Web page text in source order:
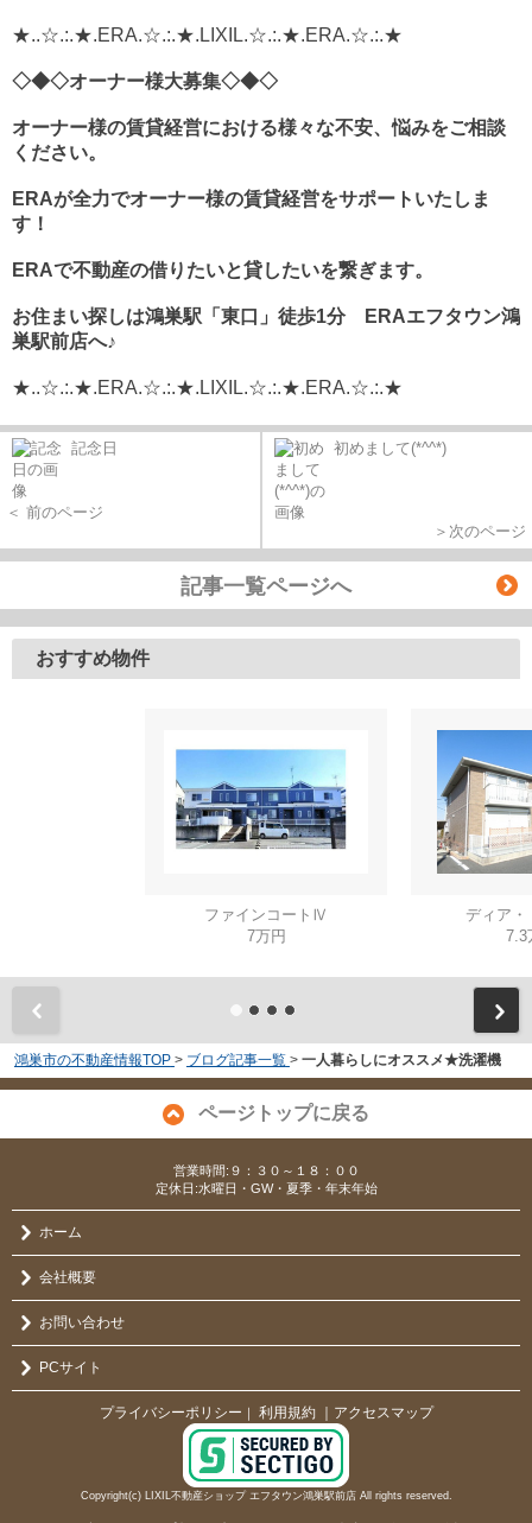
★..☆.:.★.ERA.☆.:.★.LIXIL.☆.:.★.ERA.☆.:.★
◇◆◇オーナー様大募集◇◆◇
オーナー様の賃貸経営における様々な不安、悩みをご相談
ください。
ERAが全力でオーナー様の賃貸経営をサポートいたしま
す！
ERAで不動産の借りたいと貸したいを繋ぎます。
お住まい探しは鴻巣駅「東口」徒歩1分 ERAエフタウン鴻
巣駅前店へ♪
★..☆.:.★.ERA.☆.:.★.LIXIL.☆.:.★.ERA.☆.:.★
記念日
＜ 前のページ
初めまして(*^^*)
＞次のページ
記事一覧ページへ
おすすめ物件
ファインコートⅣ
7万円
ディア・
7.3
鴻巣市の不動産情報TOP > ブログ記事一覧 > 一人暮らしにオススメ★洗濯機
ページトップに戻る
営業時間:９：３０～１８：００
定休日:水曜日・GW・夏季・年末年始
ホーム
会社概要
お問い合わせ
PCサイト
プライバシーポリシー ｜ 利用規約 ｜アクセスマップ
Copyright(c) LIXIL不動産ショップ エフタウン鴻巣駅前店 All rights reserved.